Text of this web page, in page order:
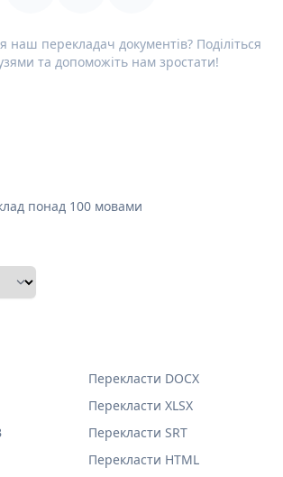
наш перекладач документів? Поділіться
та допоможіть нам зростати!
понад 100 мовами
Перекласти DOCX
Перекласти XLSX
Перекласти SRT
Перекласти HTML